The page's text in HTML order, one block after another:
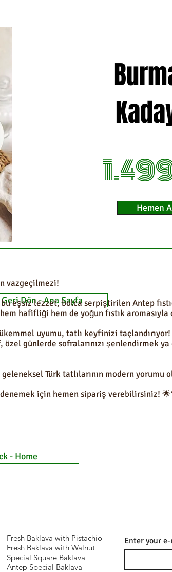
Hemen
Geri Dön - Ana Sayfa
vazgeçilmezi!
eşsiz lezzet, bolca serpiştirilen Antep
hafifliği hem de yoğun fıstık aromasıyla
uyumu, tatlı keyfinizi
özel günlerde sofralarınızı şenlendirmek
Türk tatlılarının modern yorumu
için hemen sipariş verebilirsiniz!
- Home
Fresh Baklava with Pistachio
Fresh Baklava with Walnut
Special Square Baklava
Antep Special Baklava
Enter your